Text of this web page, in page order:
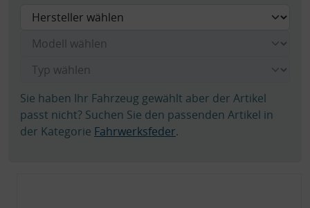
Sie haben Ihr Fahrzeug gewählt aber der Artikel
passt nicht? Suchen Sie den passenden Artikel in
der Kategorie Fahrwerksfeder.